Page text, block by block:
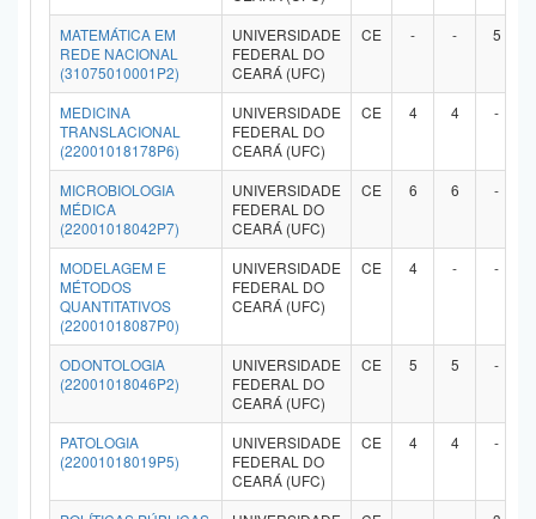
MATEMÁTICA EM
REDE NACIONAL
(31075010001P2)
UNIVERSIDADE
FEDERAL DO
CEARÁ (UFC)
CE - - 5
MEDICINA
TRANSLACIONAL
(22001018178P6)
UNIVERSIDADE
FEDERAL DO
CEARÁ (UFC)
CE 4 4 -
MICROBIOLOGIA
MÉDICA
(22001018042P7)
UNIVERSIDADE
FEDERAL DO
CEARÁ (UFC)
CE 6 6 -
MODELAGEM E
MÉTODOS
QUANTITATIVOS
(22001018087P0)
UNIVERSIDADE
FEDERAL DO
CEARÁ (UFC)
CE 4 - -
ODONTOLOGIA
(22001018046P2)
UNIVERSIDADE
FEDERAL DO
CEARÁ (UFC)
CE 5 5 -
PATOLOGIA
(22001018019P5)
UNIVERSIDADE
FEDERAL DO
CEARÁ (UFC)
CE 4 4 -